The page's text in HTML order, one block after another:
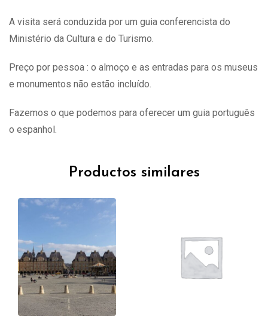
A visita será conduzida por um guia conferencista do
Ministério da Cultura e do Turismo.
Preço por pessoa : o almoço e as entradas para os museus
e monumentos não estão incluído.
Fazemos o que podemos para oferecer um guia português
o espanhol.
Productos similares